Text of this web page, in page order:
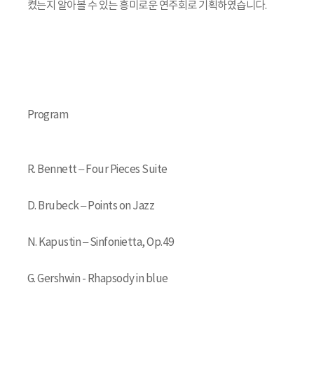
켰는지 알아볼 수 있는 흥미로운 연주회로 기획하였습니다.
Program
R. Bennett – Four Pieces Suite
D. Brubeck – Points on Jazz
N. Kapustin – Sinfonietta, Op.49
G. Gershwin - Rhapsody in blue